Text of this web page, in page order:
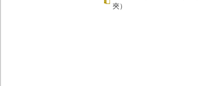
夾）